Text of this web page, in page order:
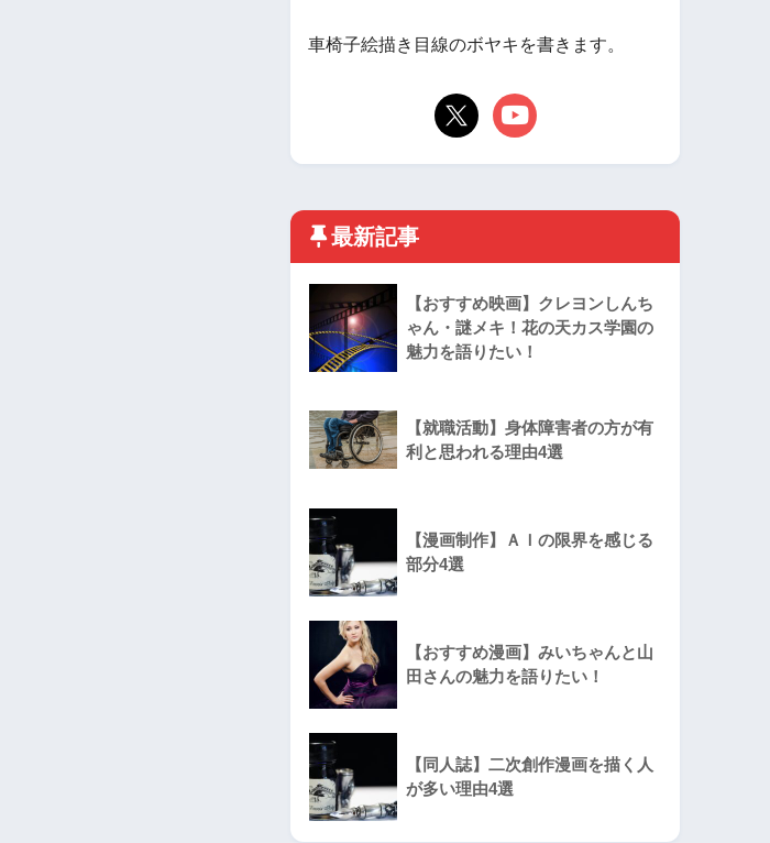
車椅子絵描き目線のボヤキを書きます。
最新記事
【おすすめ映画】クレヨンしんち
ゃん・謎メキ！花の天カス学園の
魅力を語りたい！
【就職活動】身体障害者の方が有
利と思われる理由4選
【漫画制作】ＡＩの限界を感じる
部分4選
【おすすめ漫画】みいちゃんと山
田さんの魅力を語りたい！
【同人誌】二次創作漫画を描く人
が多い理由4選